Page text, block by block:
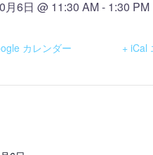
月6日 @ 11:30 AM- 1:30 PM
カレンダー + iCal